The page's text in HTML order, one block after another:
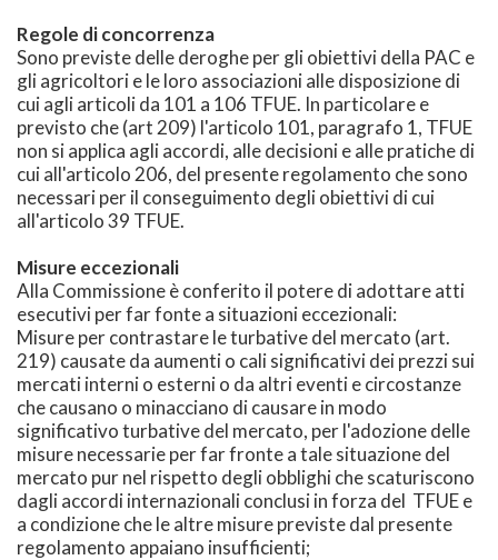
Regole di concorrenza
Sono previste delle deroghe per gli obiettivi della PAC e
gli agricoltori e le loro associazioni alle disposizione di
cui agli articoli da 101 a 106 TFUE. In particolare e
previsto che (art 209) l'articolo 101, paragrafo 1, TFUE
non si applica agli accordi, alle decisioni e alle pratiche di
cui all'articolo 206, del presente regolamento che sono
necessari per il conseguimento degli obiettivi di cui
all'articolo 39 TFUE.
Misure eccezionali
Alla Commissione è conferito il potere di adottare atti
esecutivi per far fonte a situazioni eccezionali:
Misure per contrastare le turbative del mercato (art.
219) causate da aumenti o cali significativi dei prezzi sui
mercati interni o esterni o da altri eventi e circostanze
che causano o minacciano di causare in modo
significativo turbative del mercato, per l'adozione delle
misure necessarie per far fronte a tale situazione del
mercato pur nel rispetto degli obblighi che scaturiscono
dagli accordi internazionali conclusi in forza del TFUE e
a condizione che le altre misure previste dal presente
regolamento appaiano insufficienti;